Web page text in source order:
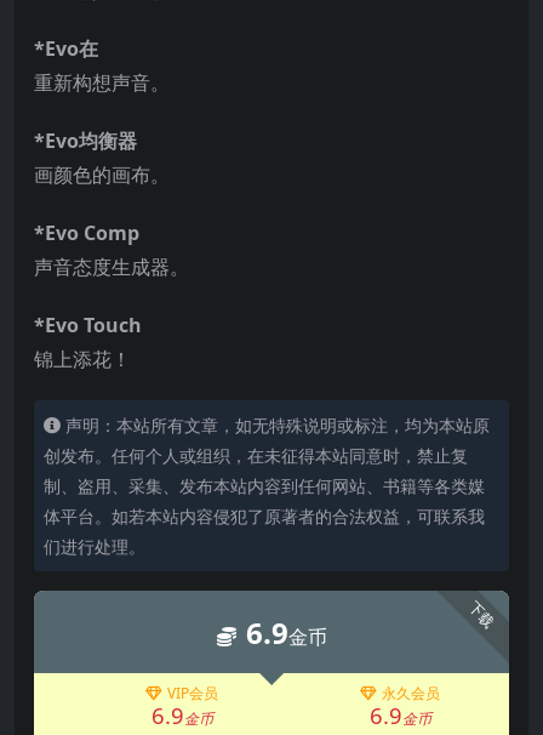
*Evo在
重新构想声音。
*Evo均衡器
画颜色的画布。
*Evo Comp
声音态度生成器。
*Evo Touch
锦上添花！
声明：本站所有文章，如无特殊说明或标注，均为本站原
创发布。任何个人或组织，在未征得本站同意时，禁止复
制、盗用、采集、发布本站内容到任何网站、书籍等各类媒
体平台。如若本站内容侵犯了原著者的合法权益，可联系我
们进行处理。
下载
6.9金币
VIP会员
6.9金币
永久会员
6.9金币